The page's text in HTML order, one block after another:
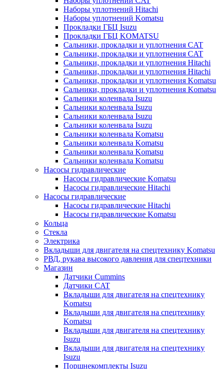
Наборы уплотнений Hitachi
Наборы уплотнений Komatsu
Прокладки ГБЦ Isuzu
Прокладки ГБЦ KOMATSU
Сальники, прокладки и уплотнения CAT
Сальники, прокладки и уплотнения CAT
Сальники, прокладки и уплотнения Hitachi
Сальники, прокладки и уплотнения Hitachi
Сальники, прокладки и уплотнения Komatsu
Сальники, прокладки и уплотнения Komatsu
Сальники коленвала Isuzu
Сальники коленвала Isuzu
Сальники коленвала Isuzu
Сальники коленвала Isuzu
Сальники коленвала Komatsu
Сальники коленвала Komatsu
Сальники коленвала Komatsu
Сальники коленвала Komatsu
Насосы гидравлические
Насосы гидравлические Komatsu
Насосы гидравлические Hitachi
Насосы гидравлические
Насосы гидравлические Hitachi
Насосы гидравлические Komatsu
Кольца
Стекла
Электрика
Вкладыши для двигателя на спецтехнику Komatsu
РВД, рукава высокого давления для спецтехники
Магазин
Датчики Cummins
Датчики CAT
Вкладыши для двигателя на спецтехнику
Komatsu
Вкладыши для двигателя на спецтехнику
Komatsu
Вкладыши для двигателя на спецтехнику
Isuzu
Вкладыши для двигателя на спецтехнику
Isuzu
Поршнекомплекты Isuzu